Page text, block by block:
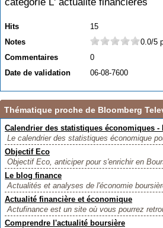
Hits
15
Notes
0.0/5
Commentaires
0
Date de validation
06-08-7600
Thématique proche de Bloomberg
Calendrier des statistiques économiques -
Le calendrier des statistiques économique
Objectif Eco
Objectif Eco, anticiper pour s'enrichir en
Le blog finance
Actualités et analyses de l'économie
Actualité financière et économique
Actufinance est un site où vous pourrez
Comprendre l'actualité boursière